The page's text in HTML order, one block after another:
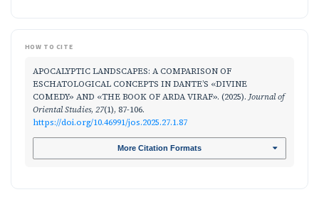
HOW TO CITE
APOCALYPTIC LANDSCAPES: A COMPARISON OF
ESCHATOLOGICAL CONCEPTS IN DANTE’S «DIVINE
COMEDY» AND «THE BOOK OF ARDA VIRAF». (2025).Journal of
Oriental Studies, 27(1), 87-106.
https://doi.org/10.46991/jos.2025.27.1.87
More Citation Formats